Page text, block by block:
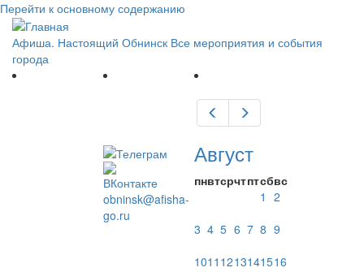
Перейти к основному содержанию
Афиша. Настоящий Обнинск Все мероприятия и события
города
obninsk@afisha-
go.ru
Предыдущий
Август
пнвтсрчтптсбвс
1 2
3 4 5 6 7 8 9
1011 1213141516